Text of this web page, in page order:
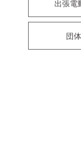
出張電
団